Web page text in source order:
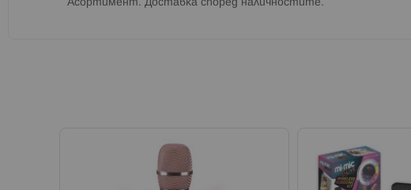
Асортимент. Доставка според наличностите.